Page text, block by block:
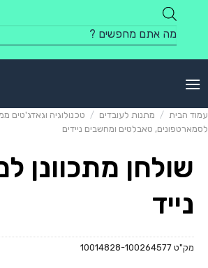
content
Products
search
עמוד הבית / מתנות לעובדים / טכנולוגיה וגאדג'טים
לסמארטפונים, טאבלטים ומחשבים ניידים
שולחן מתכוונן
נייד
מק"ט 10014828-100264577